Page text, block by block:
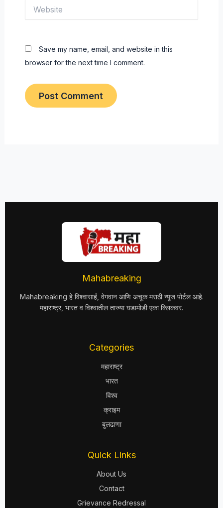
Save my name, email, and website in this
browser for the next time I comment.
Mahabreaking
Mahabreaking हे विश्वासार्ह, वेगवान आणि अचूक मराठी न्यूज पोर्टल आहे.
महाराष्ट्र, भारत व विश्वातील ताज्या घडामोडी एका क्लिकवर.
Categories
महाराष्ट्र
भारत
विश्व
क्राइम
बुलढाणा
Quick Links
About Us
Contact
Grievance Redressal